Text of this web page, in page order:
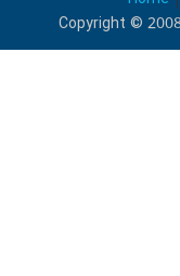
Copyright ©